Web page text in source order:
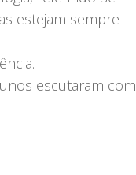
estejam sempre
escutaram com